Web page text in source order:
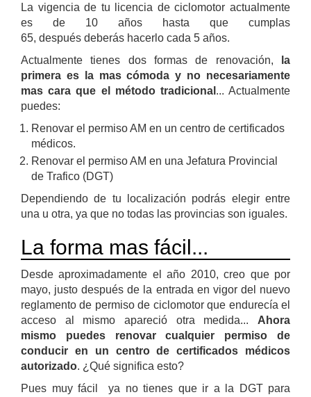
La vigencia de tu licencia de ciclomotor actualmente
es de 10 años hasta que cumplas
65, después deberás hacerlo cada 5 años.
Actualmente tienes dos formas de renovación,
la
primera es la mas cómoda y no necesariamente
mas cara que el método tradicional ... Actualmente
puedes:
Renovar el permiso AM en un centro de certificados
médicos.
Renovar el permiso AM en una Jefatura Provincial
de Trafico (DGT)
Dependiendo de tu localización podrás elegir entre
una u otra, ya que no todas las provincias son iguales.
La forma mas fácil...
Desde aproximadamente el año 2010, creo que por
mayo, justo después de la entrada en vigor del nuevo
reglamento de permiso de ciclomotor que endurecía el
acceso al mismo apareció otra medida... Ahora
mismo puedes renovar cualquier permiso de
conducir en un centro de certificados médicos
autorizado. ¿Qué significa esto?
Pues muy fácil ya no tienes que ir a la DGT para